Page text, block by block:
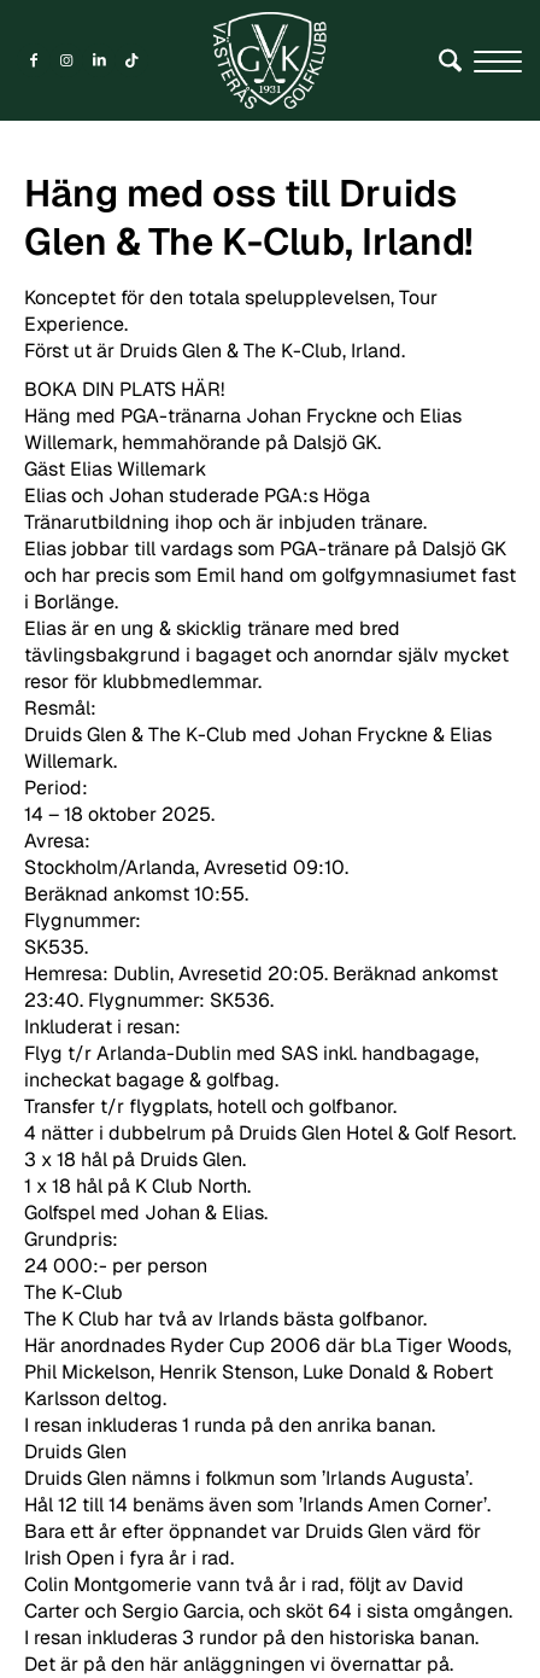
Häng med oss till Druids
Glen & The K-Club, Irland!
Konceptet för den totala spelupplevelsen, Tour
Experience.
Först ut är Druids Glen & The K-Club, Irland.
BOKA DIN PLATS HÄR!
Häng med PGA-tränarna Johan Fryckne och Elias
Willemark, hemmahörande på Dalsjö GK.
Gäst Elias Willemark
Elias och Johan studerade PGA:s Höga
Tränarutbildning ihop och är inbjuden tränare.
Elias jobbar till vardags som PGA-tränare på Dalsjö GK
och har precis som Emil hand om golfgymnasiumet fast
i Borlänge.
Elias är en ung & skicklig tränare med bred
tävlingsbakgrund i bagaget och anorndar själv mycket
resor för klubbmedlemmar.
Resmål:
Druids Glen & The K-Club med Johan Fryckne & Elias
Willemark.
Period:
14 – 18 oktober 2025.
Avresa:
Stockholm/Arlanda, Avresetid 09:10.
Beräknad ankomst 10:55.
Flygnummer:
SK535.
Hemresa: Dublin, Avresetid 20:05. Beräknad ankomst
23:40. Flygnummer: SK536.
Inkluderat i resan:
Flyg t/r Arlanda-Dublin med SAS inkl. handbagage,
incheckat bagage & golfbag.
Transfer t/r flygplats, hotell och golfbanor.
4 nätter i dubbelrum på Druids Glen Hotel & Golf Resort.
3 x 18 hål på Druids Glen.
1 x 18 hål på K Club North.
Golfspel med Johan & Elias.
Grundpris:
24 000:- per person
The K-Club
The K Club har två av Irlands bästa golfbanor.
Här anordnades Ryder Cup 2006 där bl.a Tiger Woods,
Phil Mickelson, Henrik Stenson, Luke Donald & Robert
Karlsson deltog.
I resan inkluderas 1 runda på den anrika banan.
Druids Glen
Druids Glen nämns i folkmun som ’Irlands Augusta’.
Hål 12 till 14 benäms även som ’Irlands Amen Corner’.
Bara ett år efter öppnandet var Druids Glen värd för
Irish Open i fyra år i rad.
Colin Montgomerie vann två år i rad, följt av David
Carter och Sergio Garcia, och sköt 64 i sista omgången.
I resan inkluderas 3 rundor på den historiska banan.
Det är på den här anläggningen vi övernattar på.